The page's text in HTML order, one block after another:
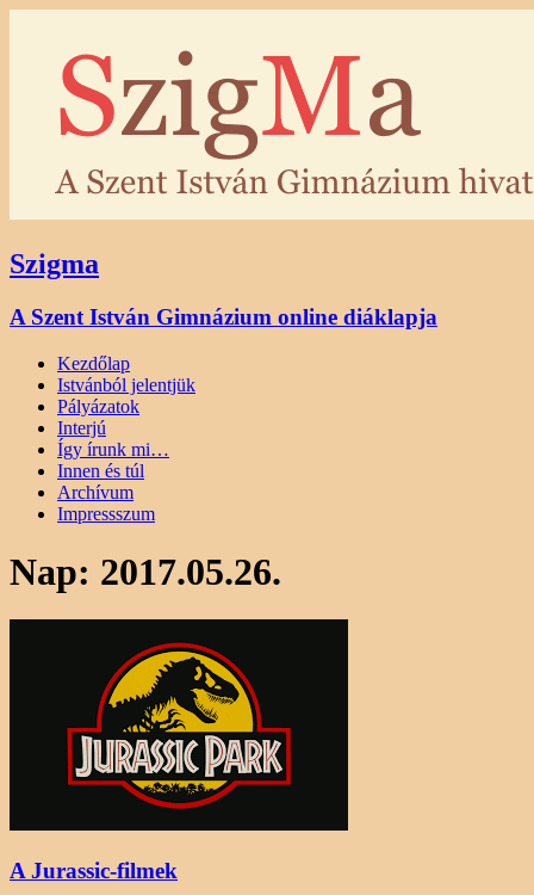
Szigma
A Szent István Gimnázium online diáklapja
Kezdőlap
Istvánból jelentjük
Pályázatok
Interjú
Így írunk mi…
Innen és túl
Archívum
Impressszum
Nap: 2017.05.26.
A Jurassic-filmek